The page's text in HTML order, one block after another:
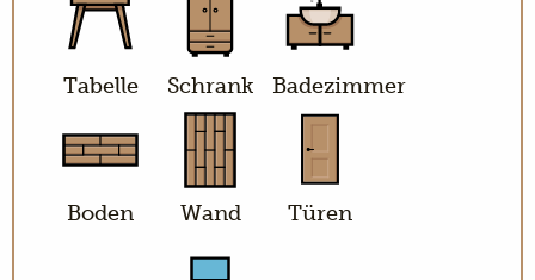
Tabelle Schrank Badezimmer
Boden Wand Türen